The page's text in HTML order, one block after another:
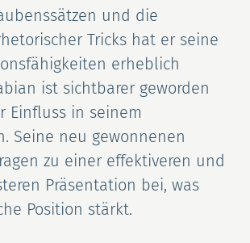
und die
Tricks hat er seine
erheblich
ist sichtbarer geworden
Einfluss in seinem
Seine neu gewonnenen
zu einer effektiveren und
Präsentation bei, was
Position stärkt.